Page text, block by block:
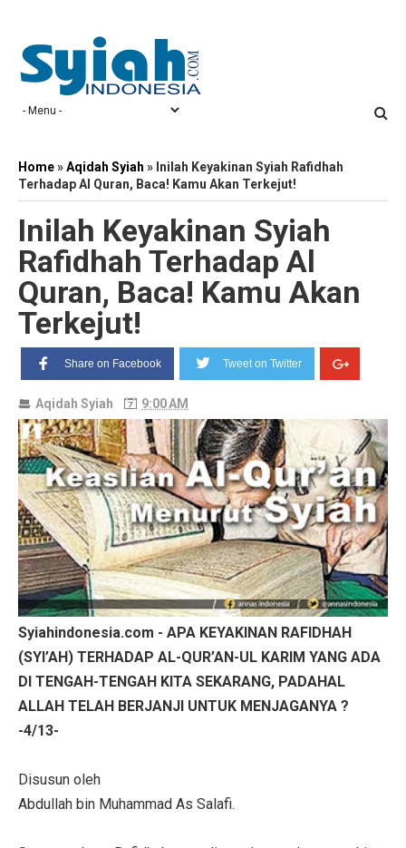
Home»Aqidah Syiah » Inilah Keyakinan Syiah Rafidhah
Terhadap Al Quran, Baca! Kamu Akan Terkejut!
Inilah Keyakinan Syiah
Rafidhah Terhadap Al
Quran, Baca! Kamu Akan
Terkejut!
Share on Facebook Tweet on Twitter
Aqidah Syiah 9:00 AM
Syiahindonesia.com - APA KEYAKINAN RAFIDHAH
(SYI’AH) TERHADAP AL-QUR’AN-UL KARIM YANG ADA
DI TENGAH-TENGAH KITA SEKARANG, PADAHAL
ALLAH TELAH BERJANJI UNTUK MENJAGANYA ?
-4/13-
Disusun oleh
Abdullah bin Muhammad As Salafi.